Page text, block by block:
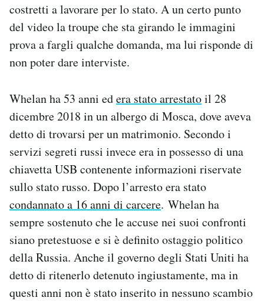
costretti a lavorare per lo stato. A un certo punto
del video la troupe che sta girando le immagini
prova a fargli qualche domanda, ma lui risponde di
non poter dare interviste.
Whelan ha 53 anni edera stato arrestatoil 28
dicembre 2018 in un albergo di Mosca, dove aveva
detto di trovarsi per un matrimonio. Secondo i
servizi segreti russi invece era in possesso di una
chiavetta USB contenente informazioni riservate
sullo stato russo. Dopo l’arresto era stato
condannato a 16 anni di carcere. Whelan ha
sempre sostenuto che le accuse nei suoi confronti
siano pretestuose e si è definito ostaggio politico
della Russia. Anche il governo degli Stati Uniti ha
detto di ritenerlo detenuto ingiustamente, ma in
questi anni non è stato inserito in nessuno scambio